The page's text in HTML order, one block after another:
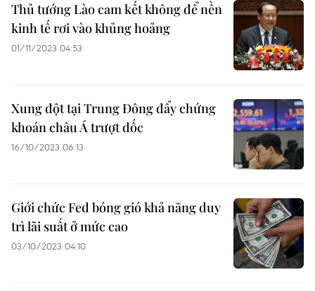
Thủ tướng Lào cam kết không để nền
kinh tế rơi vào khủng hoảng
01/11/2023 04:53
Xung đột tại Trung Đông đẩy chứng
khoán châu Á trượt dốc
16/10/2023 06:13
Giới chức Fed bóng gió khả năng duy
trì lãi suất ở mức cao
03/10/2023 04:10